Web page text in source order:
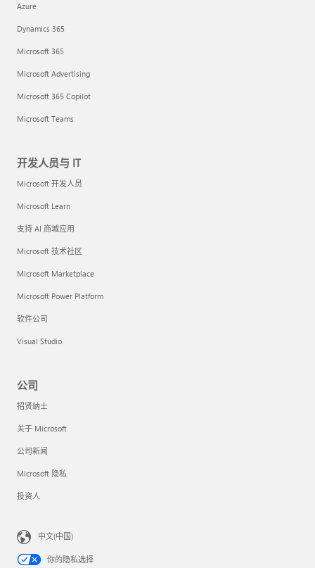
Azure
Dynamics 365
Microsoft 365
Microsoft Advertising
Microsoft 365 Copilot
Microsoft Teams
开发人员与 IT
Microsoft 开发人员
Microsoft Learn
支持 AI 商城应用
Microsoft 技术社区
Microsoft Marketplace
Microsoft Power Platform
软件公司
Visual Studio
公司
招贤纳士
关于 Microsoft
公司新闻
Microsoft 隐私
投资人
中文(中国)
你的隐私选择